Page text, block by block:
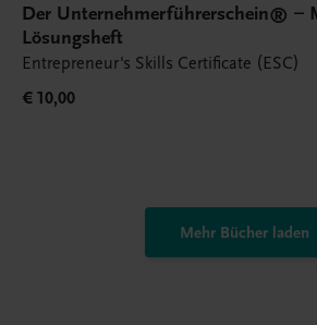
Der Unternehmerführerschein® –
Lösungsheft
Entrepreneur's Skills Certificate (ESC)
€ 10,00
Mehr Bücher laden